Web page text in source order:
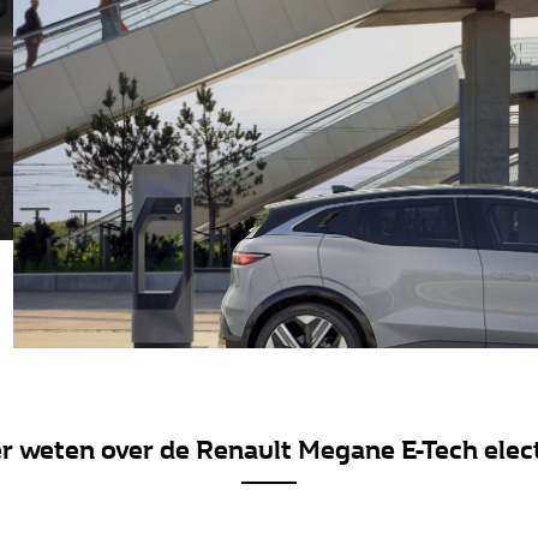
weten over de Renault Megane E-Tech